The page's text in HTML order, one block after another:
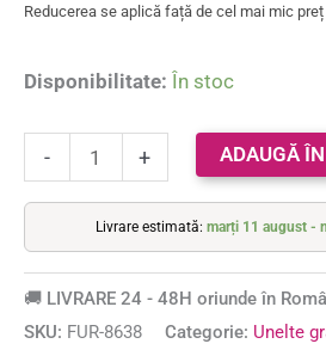
Reducerea se aplică față de cel mai mic
Disponibilitate: În stoc
- + ADAUGĂ
Livrare estimată: marți 11 august -
🚚 LIVRARE 24 - 48H oriunde în
SKU: FUR-8638 Categorie: Unelte